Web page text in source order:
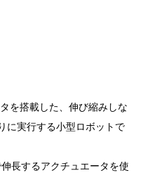
を搭載した、伸び縮みしな
に実行する小型ロボットで
長するアクチュエータを使